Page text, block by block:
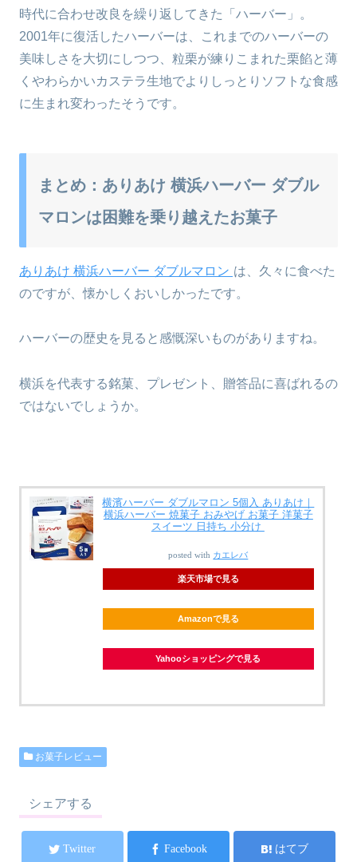
時代に合わせ改良を繰り返してきた「ハーバー」。
2001年に復活したハーバーは、これまでのハーバーの
美味しさを大切にしつつ、粒栗が練りこまれた栗餡と薄
くやわらかいカステラ生地でよりしっとりソフトな食感
に生まれ変わったそうです。
まとめ：ありあけ 横浜ハーバー ダブル
マロンは困難を乗り越えたお菓子
ありあけ 横浜ハーバー ダブルマロン は、久々に食べた
のですが、懐かしくおいしかったです。
ハーバーの歴史を見ると感慨深いものがありますね。
横浜を代表する銘菓、プレゼント、贈答品に喜ばれるの
ではないでしょうか。
横濱ハーバー ダブルマロン 5個入 ありあけ｜
横浜ハーバー 焼菓子 おみやげ お菓子 洋菓子
スイーツ 日持ち 小分け
posted with カエレバ
楽天市場で見る
Amazonで見る
Yahooショッピングで見る
お菓子レビュー
シェアする
Twitter Facebook はてブ